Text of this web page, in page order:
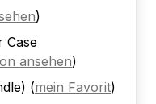
)
Case
ansehen)
(mein Favorit)